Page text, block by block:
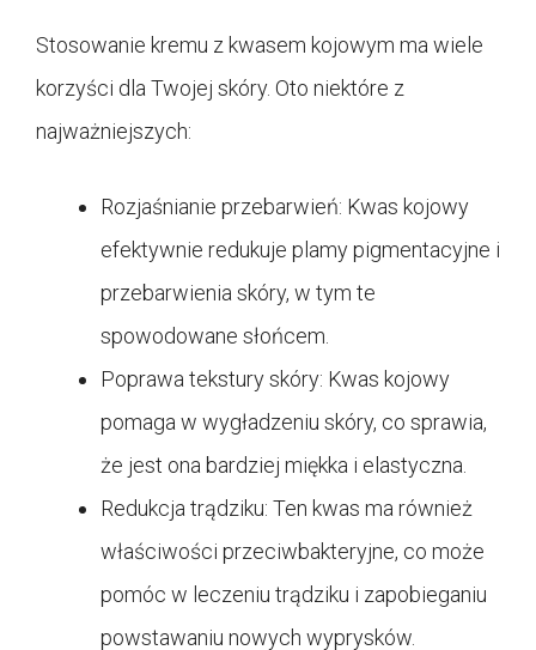
Stosowanie kremu z kwasem kojowym ma wiele
korzyści dla Twojej skóry. Oto niektóre z
najważniejszych:
Rozjaśnianie przebarwień: Kwas kojowy
efektywnie redukuje plamy pigmentacyjne i
przebarwienia skóry, w tym te
spowodowane słońcem.
Poprawa tekstury skóry: Kwas kojowy
pomaga w wygładzeniu skóry, co sprawia,
że jest ona bardziej miękka i elastyczna.
Redukcja trądziku: Ten kwas ma również
właściwości przeciwbakteryjne, co może
pomóc w leczeniu trądziku i zapobieganiu
powstawaniu nowych wyprysków.